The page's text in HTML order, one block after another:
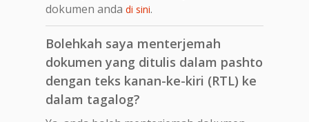
dokumen anda di sini.
Bolehkah saya menterjemah
dokumen yang ditulis dalam pashto
dengan teks kanan-ke-kiri (RTL) ke
dalam tagalog?